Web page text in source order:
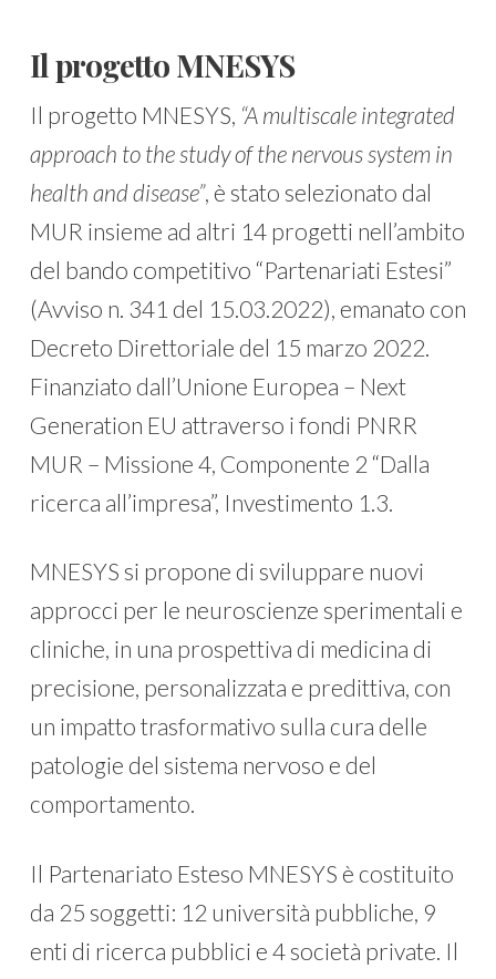
Il progetto MNESYS
Il progetto MNESYS, “A multiscale integrated
approach to the study of the nervous system in
health and disease”, è stato selezionato dal
MUR insieme ad altri 14 progetti nell’ambito
del bando competitivo “Partenariati Estesi”
(Avviso n. 341 del 15.03.2022), emanato con
Decreto Direttoriale del 15 marzo 2022.
Finanziato dall’Unione Europea – Next
Generation EU attraverso i fondi PNRR
MUR – Missione 4, Componente 2 “Dalla
ricerca all’impresa”, Investimento 1.3.
MNESYS si propone di sviluppare nuovi
approcci per le neuroscienze sperimentali e
cliniche, in una prospettiva di medicina di
precisione, personalizzata e predittiva, con
un impatto trasformativo sulla cura delle
patologie del sistema nervoso e del
comportamento.
Il Partenariato Esteso MNESYS è costituito
da 25 soggetti: 12 università pubbliche, 9
enti di ricerca pubblici e 4 società private. Il